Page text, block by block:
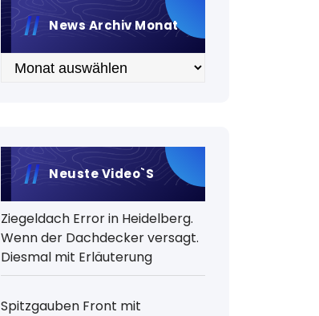
News Archiv Monat
Archiv
Neuste Video`s
Ziegeldach Error in Heidelberg.
Wenn der Dachdecker versagt.
Diesmal mit Erläuterung
Spitzgauben Front mit